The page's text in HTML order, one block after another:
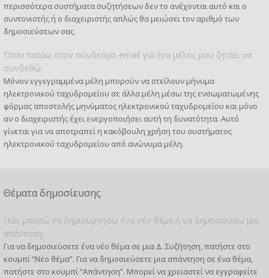
περισσότερα συστήματα συζητήσεων δεν το ανέχονται αυτό και ο
συντονιστής ή ο διαχειριστής απλώς θα μειώσει τον αριθμό των
δημοσιεύσεων σας.
Όταν πατάω στον σύνδεσμο email για ένα μέλος μου ζητάει να
συνδεθώ;
Μόνον εγγεγραμμένα μέλη μπορούν να στείλουν μήνυμα
ηλεκτρονικού ταχυδρομείου σε άλλα μέλη μέσω της ενσωματωμένης
φόρμας αποστολής μηνύματος ηλεκτρονικού ταχυδρομείου και μόνο
αν ο διαχειριστής έχει ενεργοποιήσει αυτή τη δυνατότητα. Αυτό
γίνεται για να αποτραπεί η κακόβουλη χρήση του συστήματος
ηλεκτρονικού ταχυδρομείου από ανώνυμα μέλη.
Θέματα δημοσίευσης
Πώς μπορώ να δημιουργήσω ένα νέο θέμα ή να δημοσιεύσω μια
απάντηση;
Για να δημοσιεύσετε ένα νέο θέμα σε μια Δ. Συζήτηση, πατήστε στο
κουμπί “Νέο θέμα”. Για να δημοσιεύσετε μια απάντηση σε ένα θέμα,
πατήστε στο κουμπί “Απάντηση”. Μπορεί να χρειαστεί να εγγραφείτε